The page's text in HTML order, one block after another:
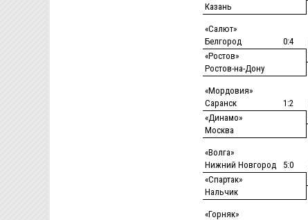
Казань
«Салют»
Белгород
0:4
«Ростов»
Ростов-на-Дону
«Мордовия»
Саранск
1:2
«Динамо»
Москва
«Волга»
Нижний Новгород
5:0
«Спартак»
Нальчик
«Горняк»